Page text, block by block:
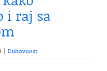
i raj sa
Duhovnost